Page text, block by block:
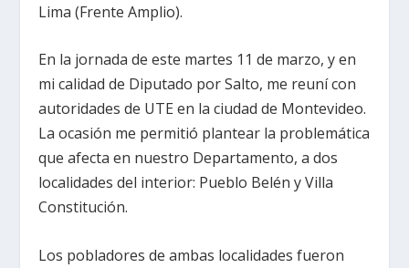
Lima (Frente Amplio).
En la jornada de este martes 11 de marzo, y en
mi calidad de Diputado por Salto, me reuní con
autoridades de UTE en la ciudad de Montevideo.
La ocasión me permitió plantear la problemática
que afecta en nuestro Departamento, a dos
localidades del interior: Pueblo Belén y Villa
Constitución.
Los pobladores de ambas localidades fueron